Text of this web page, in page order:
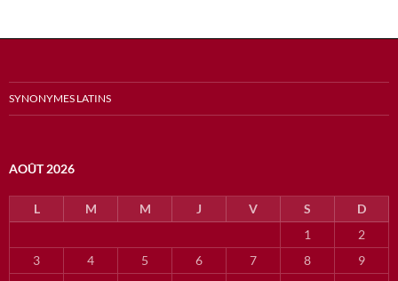
SYNONYMES LATINS
AOÛT 2026
L M M J V S
D
1
2
3
4 5 6 7 8
9